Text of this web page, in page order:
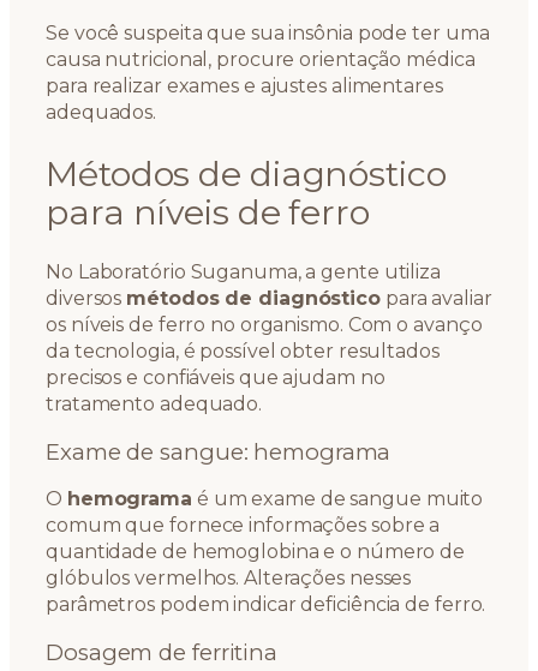
Se você suspeita que sua insônia pode ter uma
causa nutricional, procure orientação médica
para realizar exames e ajustes alimentares
adequados.
Métodos de diagnóstico
para níveis de ferro
No Laboratório Suganuma, a gente utiliza
diversos métodos de diagnósticopara avaliar
os níveis de ferro no organismo. Com o avanço
da tecnologia, é possível obter resultados
precisos e confiáveis que ajudam no
tratamento adequado.
Exame de sangue: hemograma
O hemograma é um exame de sangue muito
comum que fornece informações sobre a
quantidade de hemoglobina e o número de
glóbulos vermelhos. Alterações nesses
parâmetros podem indicar deficiência de ferro.
Dosagem de ferritina